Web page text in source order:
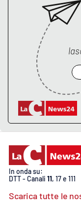
Laconair.it
Lacitymag.it
Ilvibonese.it
In onda su:
DTT - Canali 11, 17 e 111
Scarica tutte le